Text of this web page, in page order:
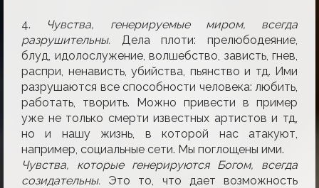
4.
Чувства, генерируемые миром, всегда
разрушительны. Дела плоти: прелюбодеяние,
блуд, идолослужение, волшебство, зависть, гнев,
распри, ненависть, убийства, пьянство и тд. Ими
разрушаются все способности человека: любить,
работать, творить. Можно привести в пример
уже не только смерти известных артистов и тд,
но и нашу жизнь, в которой нас атакуют,
например, социальные сети. Мы поглощены ими.
Чувства, которые генерируютcя Богом, всегда
созидательны. Это то, что дает возможность